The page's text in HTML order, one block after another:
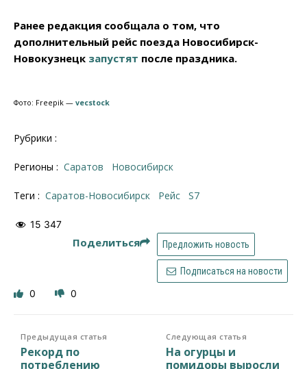
Ранее редакция сообщала о том, что
дополнительный рейс поезда Новосибирск-
Новокузнецк запустят после праздника.
Фото: Freepik — vecstock
Рубрики :
Регионы : Саратов Новосибирск
Теги : Саратов-Новосибирск рейс S7
15 347
Поделиться Предложить новость
Подписаться на новости
0 0
Предыдущая статья
Рекорд по
потреблению
Следующая статья
На огурцы и
помидоры выросли